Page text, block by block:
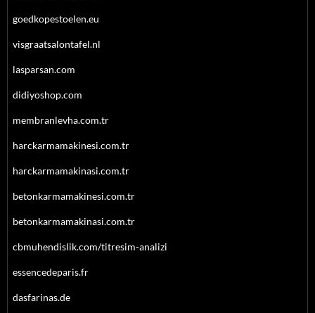
goedkopestoelen.eu
visgraatsalontafel.nl
lasparsan.com
didiyoshop.com
membranlevha.com.tr
harckarmamakinesi.com.tr
harckarmamakinasi.com.tr
betonkarmamakinesi.com.tr
betonkarmamakinasi.com.tr
cbmuhendislik.com/titresim-analizi
essencedeparis.fr
dasfarinas.de